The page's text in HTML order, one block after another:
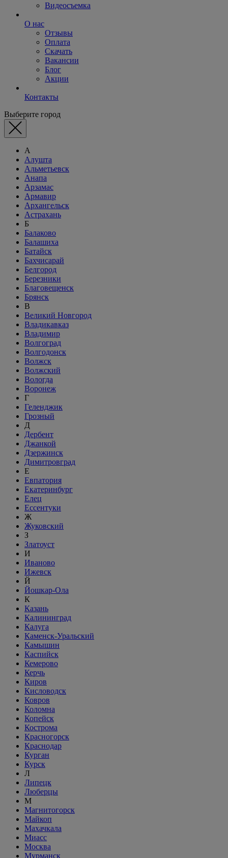
Видеосъемка
О нас
Отзывы
Оплата
Скачать
Вакансии
Блог
Акции
Контакты
Выберите город
А
Алушта
Альметьевск
Анапа
Арзамас
Армавир
Архангельск
Астрахань
Б
Балаково
Балашиха
Батайск
Бахчисарай
Белгород
Березники
Благовещенск
Брянск
В
Великий Новгород
Владикавказ
Владимир
Волгоград
Волгодонск
Волжск
Волжский
Вологда
Воронеж
Г
Геленджик
Грозный
Д
Дербент
Джанкой
Дзержинск
Димитровград
Е
Евпатория
Екатеринбург
Елец
Ессентуки
Ж
Жуковский
З
Златоуст
И
Иваново
Ижевск
Й
Йошкар-Ола
К
Казань
Калининград
Калуга
Каменск-Уральский
Камышин
Каспийск
Кемерово
Керчь
Киров
Кисловодск
Ковров
Коломна
Копейск
Кострома
Красногорск
Краснодар
Курган
Курск
Л
Липецк
Люберцы
М
Магнитогорск
Майкоп
Махачкала
Миасс
Москва
Мурманск